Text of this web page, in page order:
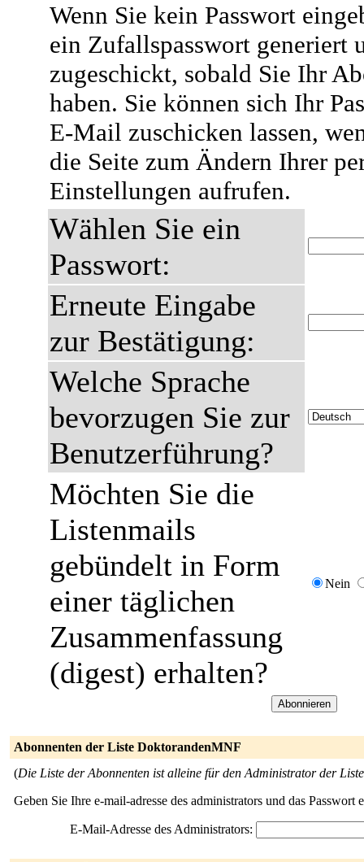
Wenn Sie kein Passwort
ein Zufallspasswort generiert
zugeschickt, sobald Sie Ihr
haben. Sie können sich Ihr
E-Mail zuschicken lassen,
die Seite zum Ändern Ihrer
Einstellungen aufrufen.
Wählen Sie ein
Passwort:
Erneute Eingabe
zur Bestätigung:
Welche Sprache
bevorzugen Sie zur
Benutzerführung?
Möchten Sie die
Listenmails
gebündelt in Form
einer täglichen
Zusammenfassung
(digest) erhalten?
Nein
Abonnenten der Liste DoktorandenMNF
(Die Liste der Abonnenten ist alleine für den Administrator der
Geben Sie Ihre e-mail-adresse des administrators und das
E-Mail-Adresse des Administrators: